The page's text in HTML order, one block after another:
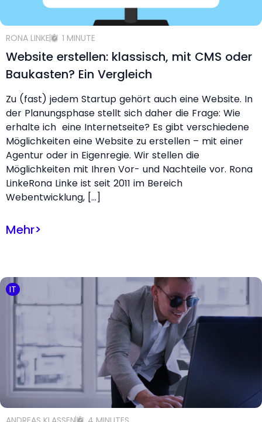
RONA LINKE 1 MINUTE
Website erstellen: klassisch, mit CMS oder
Baukasten? Ein Vergleich
Zu (fast) jedem Startup gehört auch eine Website. In
der Planungsphase stellt sich daher die Frage: Wie
erhalte ich eine Internetseite? Es gibt verschiedene
Möglichkeiten eine Website zu erstellen – mit einer
Agentur oder in Eigenregie. Wir stellen die
Möglichkeiten mit Ihren Vor- und Nachteile vor. Rona
LinkeRona Linke ist seit 2011 im Bereich
Webentwicklung, […]
Mehr>
IT